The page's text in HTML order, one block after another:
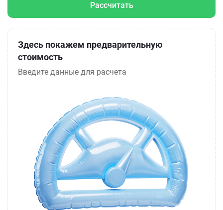
Рассчитать
Здесь покажем предварительную
стоимость
Введите данные для расчета